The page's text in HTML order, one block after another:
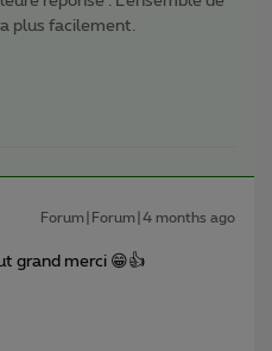
plus facilement.
Forum|Forum|4 months ago
grand merci 😁👍